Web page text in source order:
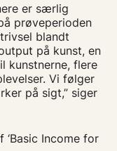
er særlig
prøveperioden
blandt
på kunst, en
kunstnerne, flere
Vi følger
på sigt,” siger
Income for